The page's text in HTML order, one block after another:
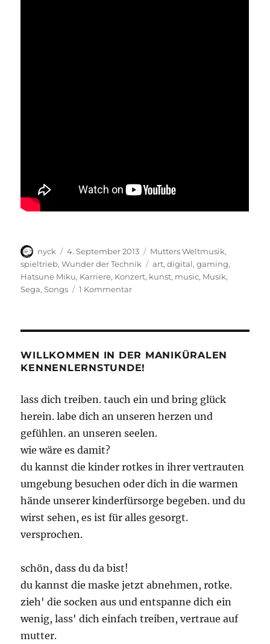
Autor
nyck
Veröffentlicht
am
4. September 2013 Kategorien
Mutters Weltmusik,
spieltrieb,Wunder der Technik Schlagwörter
art,digital,gaming,
Hatsune Miku, Karriere, Konzert, kunst, music, Musik,
Sega,Songs 1 Kommentarzu
WILLKOMMEN IN DER MANIKÜRALEN
KENNENLERNSTUNDE!
lass dich treiben. tauch ein und bring glück
herein. labe dich an unseren herzen und
gefühlen. an unseren seelen.
wie wäre es damit?
du kannst die kinder rotkes in ihrer vertrauten
umgebung besuchen oder dich in die warmen
hände unserer kinderfürsorge begeben. und du
wirst sehen, es ist für alles gesorgt.
versprochen.
schön, dass du da bist!
du kannst die maske jetzt abnehmen, rotke.
zieh' die socken aus und entspanne dich ein
wenig, lass' dich einfach treiben, vertraue auf
mutter.